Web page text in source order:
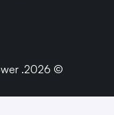
© 2026. All rights reserved. Current Power